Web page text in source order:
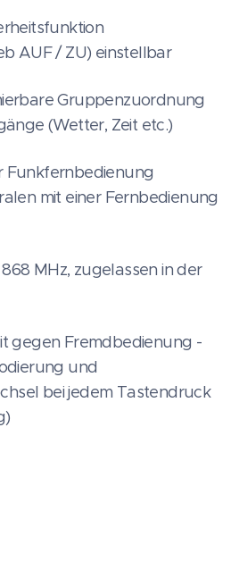
AUF / ZU) einstellbar
Gruppenzuordnung
(Wetter, Zeit etc.)
Funkfernbedienung
mit einer Fernbedienung
MHz, zugelassen in der
gegen Fremdbedienung -
und
bei jedem Tastendruck